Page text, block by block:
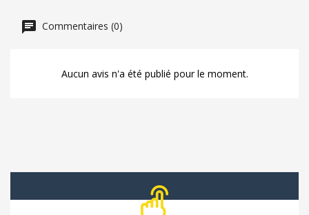
Commentaires (0)
Aucun avis n'a été publié pour le moment.